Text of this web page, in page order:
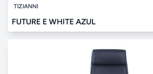
TIZIANNI
FUTURE E WHITE AZUL